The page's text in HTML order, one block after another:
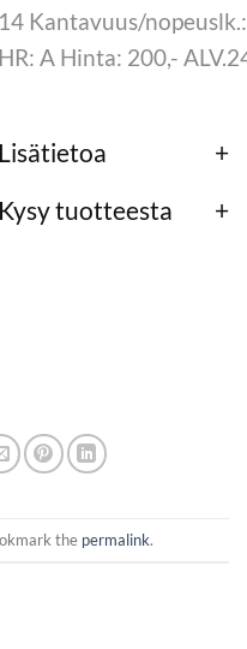
14 Kantavuus/
HR: A Hinta: 200,-
Lisätietoa
Kysy tuotteesta
the permalink.